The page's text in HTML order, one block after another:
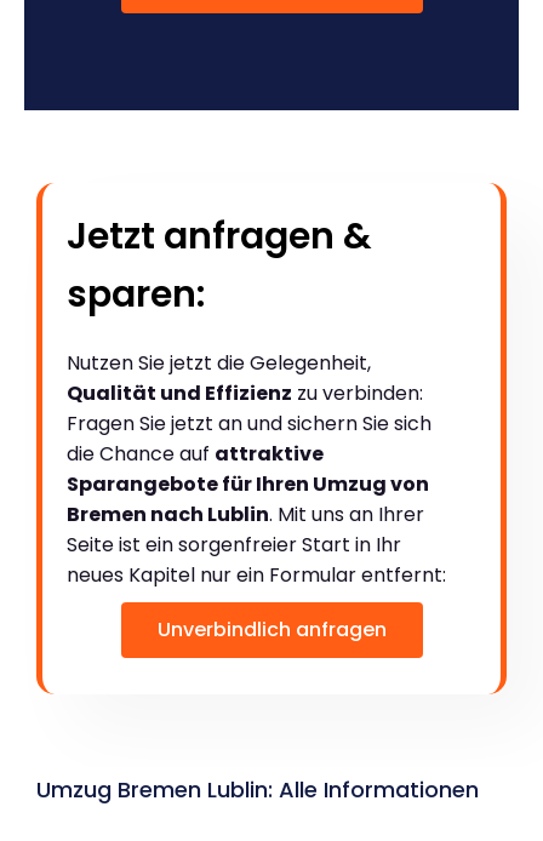
Jetzt anfragen &
sparen:
Nutzen Sie jetzt die Gelegenheit,
Qualität und Effizienz zu verbinden:
Fragen Sie jetzt an und sichern Sie sich
die Chance auf attraktive
Sparangebote für Ihren Umzug von
Bremen nach Lublin. Mit uns an Ihrer
Seite ist ein sorgenfreier Start in Ihr
neues Kapitel nur ein Formular entfernt:
Unverbindlich anfragen
Umzug Bremen Lublin: Alle Informationen